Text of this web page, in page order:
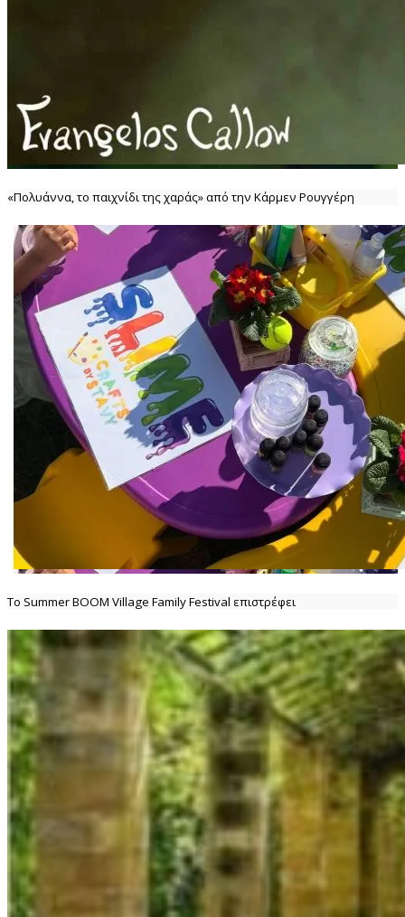
«Πολυάννα, το παιχνίδι της χαράς» από την Κάρμεν Ρουγγέρη
Το Summer BOOM Village Family Festival επιστρέφει